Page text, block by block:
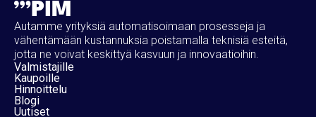
Autamme yrityksiä automatisoimaan prosesseja ja
vähentämään kustannuksia poistamalla teknisiä esteitä,
jotta ne voivat keskittyä kasvuun ja innovaatioihin.
Valmistajille
Kaupoille
Hinnoittelu
Blogi
Uutiset